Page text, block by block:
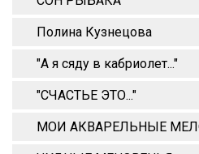
Полина Кузнецова
"А я сяду в кабриолет..."
"СЧАСТЬЕ ЭТО..."
МОИ АКВАРЕЛЬНЫЕ